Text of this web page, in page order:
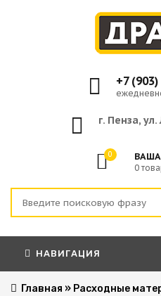
+7
г. Пенза,
0
0
НАВИГАЦИЯ
Главная » Расходные